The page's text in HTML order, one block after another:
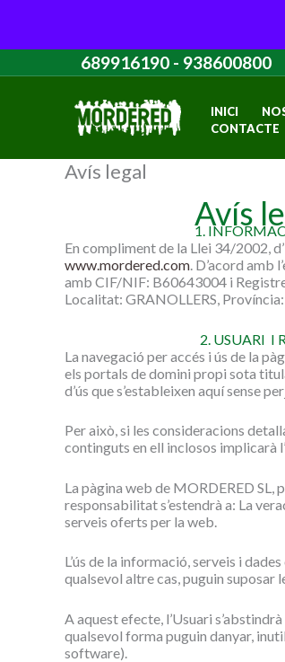
al
689916190- 938600800
INICI
CONTACTE
Avís legal
Avís
1.
En compliment de la Llei 34/2002,
www.mordered.com. D’acord amb
amb CIF/NIF: B60643004 i
Localitat: GRANOLLERS,
2. USUARI I
La navegació per accés i ús de la
els portals de domini propi sota
d’ús que s’estableixen aquí sense
Per això, si les consideracions
continguts en ell inclosos implicarà
La pàgina web de MORDERED SL,
responsabilitat s’estendrà a: La
serveis oferts per la web.
L’ús de la informació, serveis i
qualsevol altre cas, puguin suposar
A aquest efecte, l’Usuari
qualsevol forma puguin danyar,
software).